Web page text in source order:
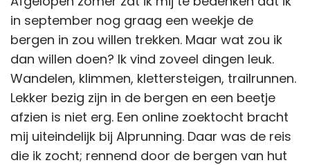
in september nog graag een weekje de
bergen in zou willen trekken. Maar wat zou ik
dan willen doen? Ik vind zoveel dingen leuk.
Wandelen, klimmen, klettersteigen, trailrunnen.
Lekker bezig zijn in de bergen en een beetje
afzien is niet erg. Een online zoektocht bracht
mij uiteindelijk bij Alprunning. Daar was de reis
die ik zocht; rennend door de bergen van hut